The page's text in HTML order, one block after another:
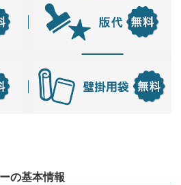
の基本情報